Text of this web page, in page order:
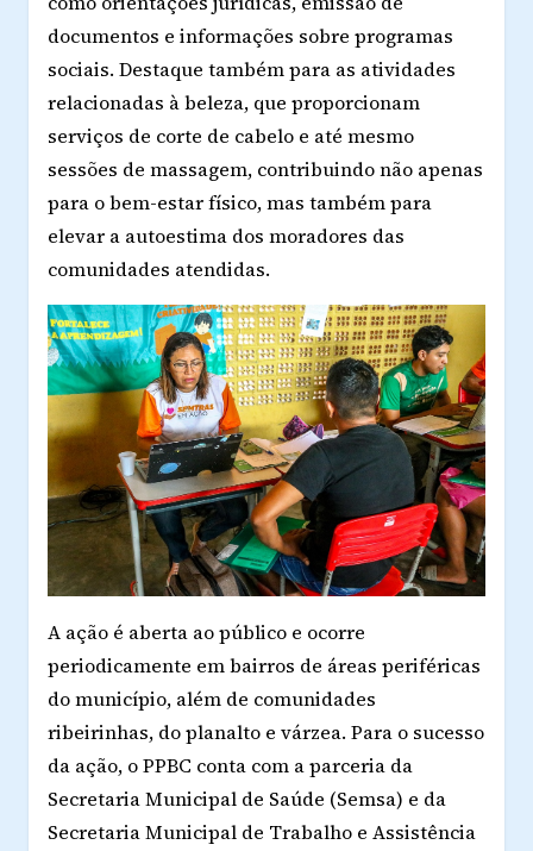
documentos e informações sobre programas
sociais. Destaque também para as atividades
relacionadas à beleza, que proporcionam
serviços de corte de cabelo e até mesmo
sessões de massagem, contribuindo não apenas
para o bem-estar físico, mas também para
elevar a autoestima dos moradores das
comunidades atendidas.
A ação é aberta ao público e ocorre
periodicamente em bairros de áreas periféricas
do município, além de comunidades
ribeirinhas, do planalto e várzea. Para o sucesso
da ação, o PPBC conta com a parceria da
Secretaria Municipal de Saúde (Semsa) e da
Secretaria Municipal de Trabalho e Assistência